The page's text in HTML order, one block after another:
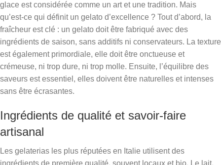
glace est considérée comme un art et une tradition. Mais
qu’est-ce qui définit un gelato d’excellence ? Tout d’abord, la
fraîcheur est clé : un gelato doit être fabriqué avec des
ingrédients de saison, sans additifs ni conservateurs. La texture
est également primordiale, elle doit être onctueuse et
crémeuse, ni trop dure, ni trop molle. Ensuite, l’équilibre des
saveurs est essentiel, elles doivent être naturelles et intenses
sans être écrasantes.
Ingrédients de qualité et savoir-faire
artisanal
Les gelaterias les plus réputées en Italie utilisent des
ingrédients de première qualité, souvent locaux et bio. Le lait,